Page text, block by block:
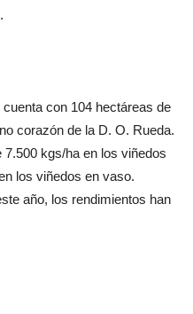
con 104 hectáreas de
corazón de la D. O. Rueda.
kgs/ha en los viñedos
los viñedos en vaso.
año, los rendimientos han